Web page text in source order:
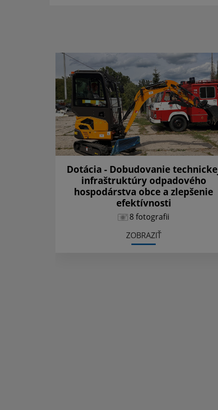
Dotácia - Dobudovanie
infraštruktúry odpadového
hospodárstva obce a zlepšenie
efektívnosti
8 fotografii
ZOBRAZIŤ